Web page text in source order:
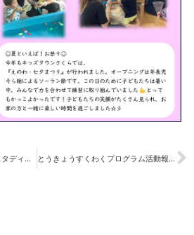
令和7年度みなとフィールドスタディ・キャンプに参加 とうきょうすくわくプログラム活動報告書